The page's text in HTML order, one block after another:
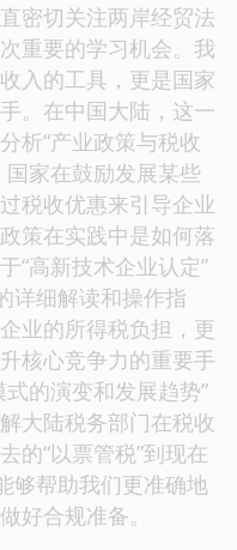
密切关注两岸经贸法
重要的学习机会。我
入的工具，更是国家
。在中国大陆，这一
析“产业政策与税收
家在鼓励发展某些
税收优惠来引导企业
策在实践中是如何落
“高新技术企业认定”
详细解读和操作指
业的所得税负担，更
核心竞争力的重要手
的演变和发展趋势”
大陆税务部门在税收
的“以票管税”到现在
够帮助我们更准确地
好合规准备。